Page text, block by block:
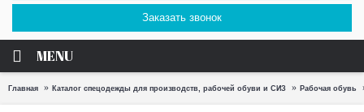
Заказать звонок
MENU
Главная Каталог спецодежды для производств, рабочей обуви и СИЗ Рабочая обувь